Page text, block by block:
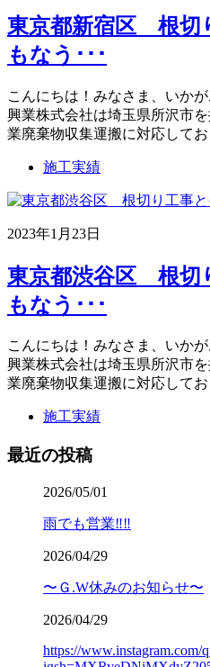
東京都新宿区 根切
もなう･･･
こんにちは！みなさま、いか
興業株式会社は埼玉県所沢市
業廃棄物収集運搬に対応して
施工実績
2023年1月23日
東京都渋谷区 根切
もなう･･･
こんにちは！みなさま、いか
興業株式会社は埼玉県所沢市
業廃棄物収集運搬に対応して
施工実績
最近の投稿
2026/05/01
雨でも営業‼️‼️
2026/04/29
〜Ｇ.W休みのお知らせ〜
2026/04/29
https://www.instagram.com/